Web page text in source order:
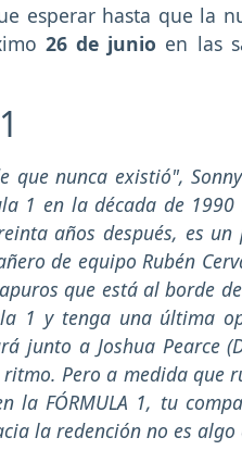
esperar hasta que la
26 de junio en las
que nunca existió",
1 en la década de
años después, es
de equipo Rubén
que está al borde
1 y tenga una última
junto a Joshua Pearce
Pero a medida que
la FÓRMULA 1, tu
la redención no es